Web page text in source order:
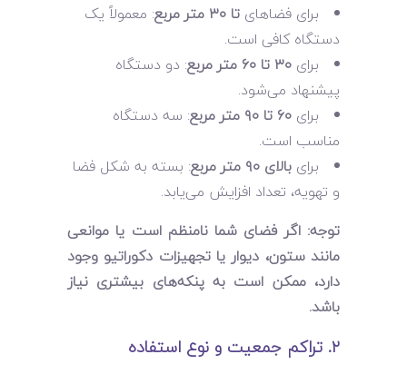
برای فضاهای تا ۳۰ متر مربع
: معمولاً یک
دستگاه کافی است.
برای ۳۰ تا ۶۰ متر مربع
: دو دستگاه
پیشنهاد می‌شود.
برای ۶۰ تا ۹۰ متر مربع
: سه دستگاه
مناسب است.
برای بالای ۹۰ متر مربع
: بسته به شکل فضا
و تهویه، تعداد افزایش می‌یابد.
توجه: اگر فضای شما نامنظم است یا موانعی
مانند ستون، دیوار یا تجهیزات دکوراتیو وجود
دارد، ممکن است به پنکه‌های بیشتری نیاز
باشد.
۲. تراکم جمعیت و نوع استفاده